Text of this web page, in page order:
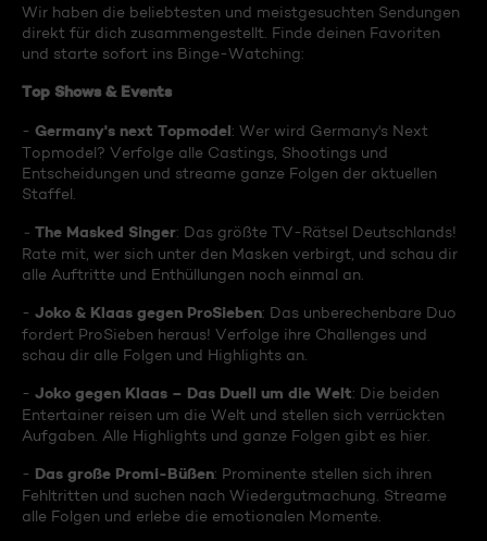
Wir haben die beliebtesten und meistgesuchten Sendungen
direkt für dich zusammengestellt. Finde deinen Favoriten
und starte sofort ins Binge-Watching:
Top Shows & Events
- Germany's next Topmodel: Wer wird Germany's Next
Topmodel? Verfolge alle Castings, Shootings und
Entscheidungen und streame ganze Folgen der aktuellen
Staffel.
- The Masked Singer: Das größte TV-Rätsel Deutschlands!
Rate mit, wer sich unter den Masken verbirgt, und schau dir
alle Auftritte und Enthüllungen noch einmal an.
- Joko & Klaas gegen ProSieben: Das unberechenbare Duo
fordert ProSieben heraus! Verfolge ihre Challenges und
schau dir alle Folgen und Highlights an.
- Joko gegen Klaas – Das Duell um die Welt: Die beiden
Entertainer reisen um die Welt und stellen sich verrückten
Aufgaben. Alle Highlights und ganze Folgen gibt es hier.
- Das große Promi-Büßen: Prominente stellen sich ihren
Fehltritten und suchen nach Wiedergutmachung. Streame
alle Folgen und erlebe die emotionalen Momente.